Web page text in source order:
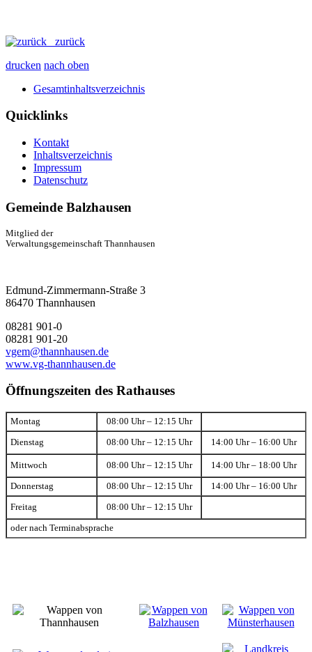
zurück
drucken nach oben
Gesamtinhaltsverzeichnis
Quicklinks
Kontakt
Inhaltsverzeichnis
Impressum
Datenschutz
Gemeinde Balzhausen
Mitglied der
Verwaltungsgemeinschaft Thannhausen
Edmund-Zimmermann-Straße 3
86470 Thannhausen
08281 901-0
08281 901-20
vgem@thannhausen.de
www.vg-thannhausen.de
Öffnungszeiten des Rathauses
Montag 08:00 Uhr – 12:15 Uhr
Dienstag 08:00 Uhr – 12:15 Uhr 14:00 Uhr – 16:00 Uhr
Mittwoch 08:00 Uhr – 12:15 Uhr 14:00 Uhr – 18:00 Uhr
Donnerstag 08:00 Uhr – 12:15 Uhr 14:00 Uhr – 16:00 Uhr
Freitag 08:00 Uhr – 12:15 Uhr
oder nach Terminabsprache